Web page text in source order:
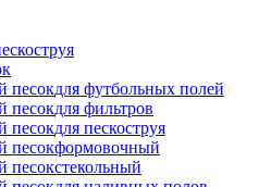
песокдля футбольных полей
песокдля фильтров
песокдля пескоструя
песокформовочный
песокстекольный